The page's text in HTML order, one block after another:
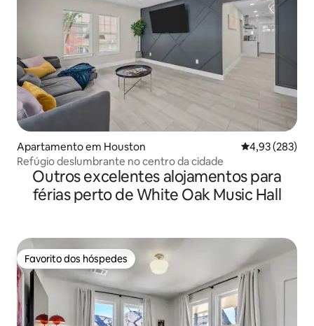
Apartamento em Houston Classificação
4,93 (283)
Refúgio deslumbrante no centro da cidade
Outros excelentes alojamentos para
férias perto de White Oak Music Hall
Favorito dos hóspedes
Favorito dos hóspedes